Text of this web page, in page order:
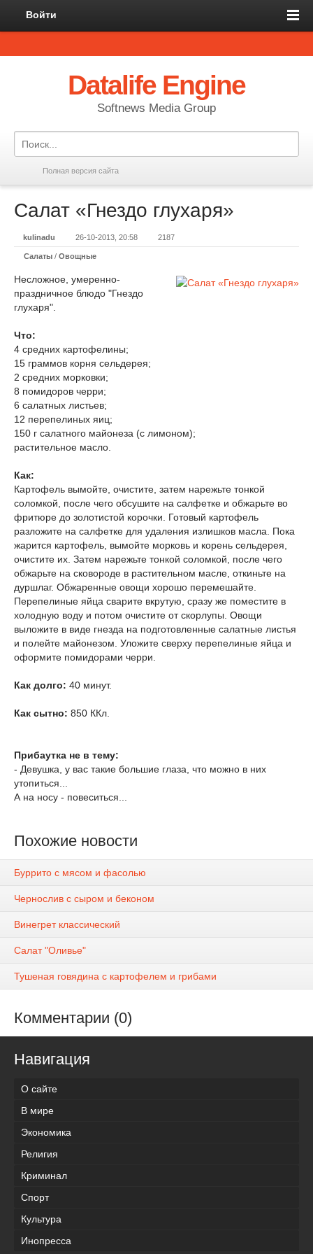
Войти
Datalife Engine
Softnews Media Group
Полная версия сайта
Салат «Гнездо глухаря»
kulinadu 26-10-2013, 20:58 2187
Салаты / Овощные
Несложное, умеренно-
праздничное блюдо "Гнездо
глухаря".
Что:
4 средних картофелины;
15 граммов корня сельдерея;
2 средних морковки;
8 помидоров черри;
6 салатных листьев;
12 перепелиных яиц;
150 г салатного майонеза (с лимоном);
растительное масло.
Как:
Картофель вымойте, очистите, затем нарежьте тонкой
соломкой, после чего обсушите на салфетке и обжарьте во
фритюре до золотистой корочки. Готовый картофель
разложите на салфетке для удаления излишков масла. Пока
жарится картофель, вымойте морковь и корень сельдерея,
очистите их. Затем нарежьте тонкой соломкой, после чего
обжарьте на сковороде в растительном масле, откиньте на
дуршлаг. Обжаренные овощи хорошо перемешайте.
Перепелиные яйца сварите вкрутую, сразу же поместите в
холодную воду и потом очистите от скорлупы. Овощи
выложите в виде гнезда на подготовленные салатные листья
и полейте майонезом. Уложите сверху перепелиные яйца и
оформите помидорами черри.
Как долго: 40 минут.
Как сытно: 850 ККл.
Прибаутка не в тему:
- Девушка, у вас такие большие глаза, что можно в них
утопиться...
А на носу - повеситься...
Похожие новости
Буррито с мясом и фасолью
Чернослив с сыром и беконом
Винегрет классический
Салат "Оливье"
Тушеная говядина с картофелем и грибами
Комментарии (0)
Навигация
О сайте
В мире
Экономика
Религия
Криминал
Спорт
Культура
Инопресса